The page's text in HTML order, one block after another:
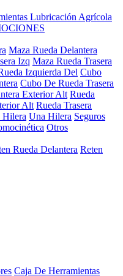
Lubricación Agrícola
Maza Rueda Delantera
Izq Maza Rueda Trasera
Izquierda Del Cubo
Cubo De Rueda Trasera
Exterior Alt Rueda
Alt Rueda Trasera
Hilera Una Hilera Seguros
Otros
Rueda Delantera Reten
Caja De Herramientas